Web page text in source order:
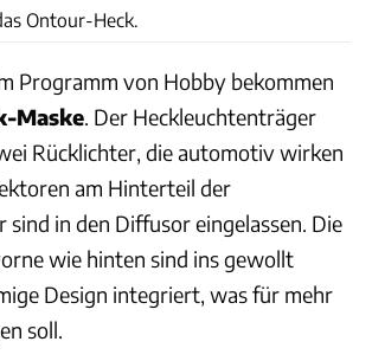
Ontour-Heck.
Programm von Hobby bekommen
Maske. Der Heckleuchtenträger
Rücklichter, die automotiv wirken
am Hinterteil der
sind in den Diffusor eingelassen. Die
wie hinten sind ins gewollt
Design integriert, was für mehr
soll.